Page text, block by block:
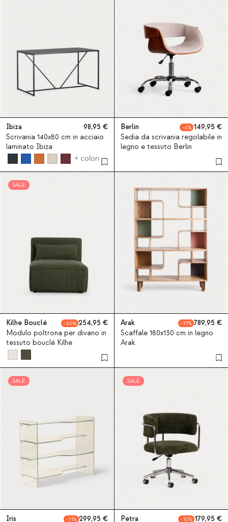
Ibiza
98,95
Scrivania 140x80 cm in acciaio
laminato Ibiza
+ colori
Berlin 6
149,95
Sedia da scrivania regolabile in
legno e tessuto Berlin
SALE
Kilhe Bouclé 20
254,95
Modulo poltrona per divano in
tessuto bouclé Kilhe
Arak 17
789,95
Scaffale 180x130 cm in legno
Arak
SALE
Iris 11 299,95
SALE
Petra 10 179,95